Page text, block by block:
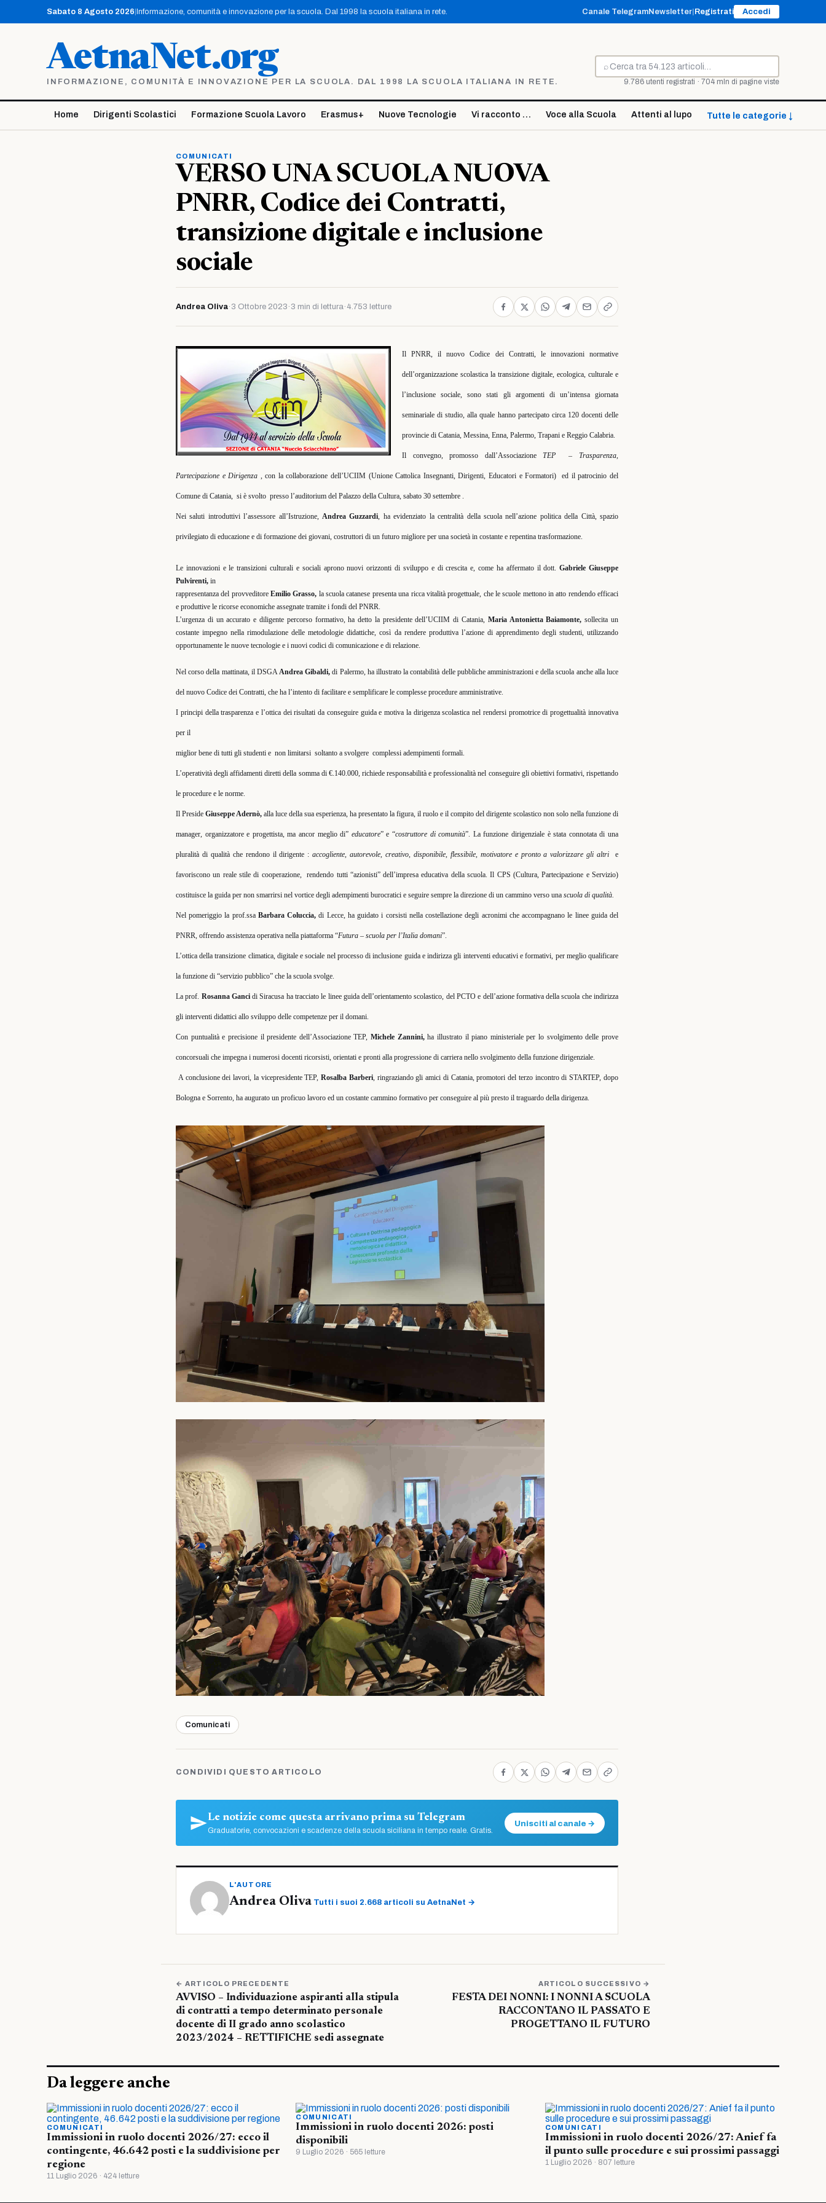
contenuto
Sabato 8 Agosto 2026 Informazione, comunità e innovazione per la scuola. Dal 1998 la scuola italiana in rete. Canale TelegramNewsletter Registrati Accedi
AetnaNet.org
INFORMAZIONE, COMUNITÀ E INNOVAZIONE PER LA SCUOLA. DAL 1998 LA SCUOLA ITALIANA IN RETE.
⌕
Cerca
9.786 utenti registrati · 704 mln di pagine viste
Home Dirigenti Scolastici Formazione Scuola Lavoro Erasmus+ Nuove Tecnologie Vi racconto … Voce alla Scuola Attenti al lupo Tutte le categorie ↓
COMUNICATI
VERSO UNA SCUOLA NUOVA
PNRR, Codice dei Contratti,
transizione digitale e inclusione
sociale
Andrea Oliva· 3 Ottobre 2023 · 3 min di lettura· 4.753 letture
Il PNRR, il nuovo Codice dei Contratti, le innovazioni normative
dell’organizzazione scolastica la transizione digitale, ecologica, culturale e
l’inclusione sociale, sono stati gli argomenti di un’intensa giornata
seminariale di studio, alla quale hanno partecipato circa 120 docenti delle
provincie di Catania, Messina, Enna, Palermo, Trapani e Reggio Calabria.
Il convegno, promosso dall’AssociazioneTEP – Trasparenza,
Partecipazione e Dirigenza , con la collaborazione dell’UCIIM (Unione Cattolica Insegnanti, Dirigenti, Educatori e Formatori) ed il patrocinio del
Comune di Catania, si è svolto presso l’auditorium del Palazzo della Cultura, sabato 30 settembre .
Nei saluti introduttivi l’assessore all’Istruzione,Andrea Guzzardi, ha evidenziato la centralità della scuola nell’azione politica della Città, spazio
privilegiato di educazione e di formazione dei giovani, costruttori di un futuro migliore per una società in costante e repentina trasformazione.
Le innovazioni e le transizioni culturali e sociali aprono nuovi orizzonti di sviluppo e di crescita e, come ha affermato il dott.Gabriele Giuseppe
Pulvirenti, in
rappresentanza del provveditoreEmilio Grasso, la scuola catanese presenta una ricca vitalità progettuale, che le scuole mettono in atto rendendo efficaci
e produttive le ricorse economiche assegnate tramite i fondi del PNRR.
L’urgenza di un accurato e diligente percorso formativo, ha detto la presidente dell’UCIIM di Catania, Maria Antonietta Baiamonte, sollecita un
costante impegno nella rimodulazione delle metodologie didattiche, così da rendere produttiva l’azione di apprendimento degli studenti, utilizzando
opportunamente le nuove tecnologie e i nuovi codici di comunicazione e di relazione.
Nel corso della mattinata, il DSGAAndrea Gibaldi, di Palermo, ha illustrato la contabilità delle pubbliche amministrazioni e della scuola anche alla luce
del nuovo Codice dei Contratti, che ha l’intento di facilitare e semplificare le complesse procedure amministrative.
I principi della trasparenza e l’ottica dei risultati da conseguire guida e motiva la dirigenza scolastica nel rendersi promotrice di progettualità innovativa
per il
miglior bene di tutti gli studenti e non limitarsi soltanto a svolgere complessi adempimenti formali.
L’operatività degli affidamenti diretti della somma di €.140.000, richiede responsabilità e professionalità nel conseguire gli obiettivi formativi, rispettando
le procedure e le norme.
Il Preside Giuseppe Adernò, alla luce della sua esperienza, ha presentato la figura, il ruolo e il compito del dirigente scolastico non solo nella funzione di
manager, organizzatore e progettista, ma ancor meglio di” educatore” e “costruttore di comunità”. La funzione dirigenziale è stata connotata di una
pluralità di qualità che rendono il dirigente :accogliente, autorevole, creativo, disponibile, flessibile, motivatore e pronto a valorizzare gli altri e
favoriscono un reale stile di cooperazione, rendendo tutti “azionisti” dell’impresa educativa della scuola. Il CPS (Cultura, Partecipazione e Servizio)
costituisce la guida per non smarrirsi nel vortice degli adempimenti burocratici e seguire sempre la direzione di un cammino verso una scuola di qualità.
Nel pomeriggio la prof.ssa Barbara Coluccia,di Lecce, ha guidato i corsisti nella costellazione degli acronimi che accompagnano le linee guida del
PNRR, offrendo assistenza operativa nella piattaforma “Futura – scuola per l’Italia domani”.
L’ottica della transizione climatica, digitale e sociale nel processo di inclusione guida e indirizza gli interventi educativi e formativi, per meglio qualificare
la funzione di “servizio pubblico” che la scuola svolge.
La prof. Rosanna Gancidi Siracusa ha tracciato le linee guida dell’orientamento scolastico, del PCTO e dell’azione formativa della scuola che indirizza
gli interventi didattici allo sviluppo delle competenze per il domani.
Con puntualità e precisione il presidente dell’Associazione TEP,Michele Zannini,ha illustrato il piano ministeriale per lo svolgimento delle prove
concorsuali che impegna i numerosi docenti ricorsisti, orientati e pronti alla progressione di carriera nello svolgimento della funzione dirigenziale.
A conclusione dei lavori, la vicepresidente TEP,Rosalba Barberi, ringraziando gli amici di Catania, promotori del terzo incontro di STARTEP, dopo
Bologna e Sorrento, ha augurato un proficuo lavoro ed un costante cammino formativo per conseguire al più presto il traguardo della dirigenza.
Comunicati
CONDIVIDI QUESTO ARTICOLO
Le notizie come questa arrivano prima su Telegram
Graduatorie, convocazioni e scadenze della scuola siciliana in tempo reale. Gratis.
Unisciti al canale →
L'AUTORE
Andrea Oliva Tutti i suoi 2.668 articoli su AetnaNet →
← ARTICOLO PRECEDENTE
AVVISO – Individuazione aspiranti alla stipula
di contratti a tempo determinato personale
docente di II grado anno scolastico
2023/2024 – RETTIFICHE sedi assegnate
ARTICOLO SUCCESSIVO →
FESTA DEI NONNI: I NONNI A SCUOLA
RACCONTANO IL PASSATO E
PROGETTANO IL FUTURO
Da leggere anche
COMUNICATI
Immissioni in ruolo docenti 2026/27: ecco il
contingente, 46.642 posti e la suddivisione per
regione
11 Luglio 2026 · 424 letture
COMUNICATI
Immissioni in ruolo docenti 2026: posti
disponibili
9 Luglio 2026 · 565 letture
COMUNICATI
Immissioni in ruolo docenti 2026/27: Anief fa
il punto sulle procedure e sui prossimi passaggi
1 Luglio 2026 · 807 letture